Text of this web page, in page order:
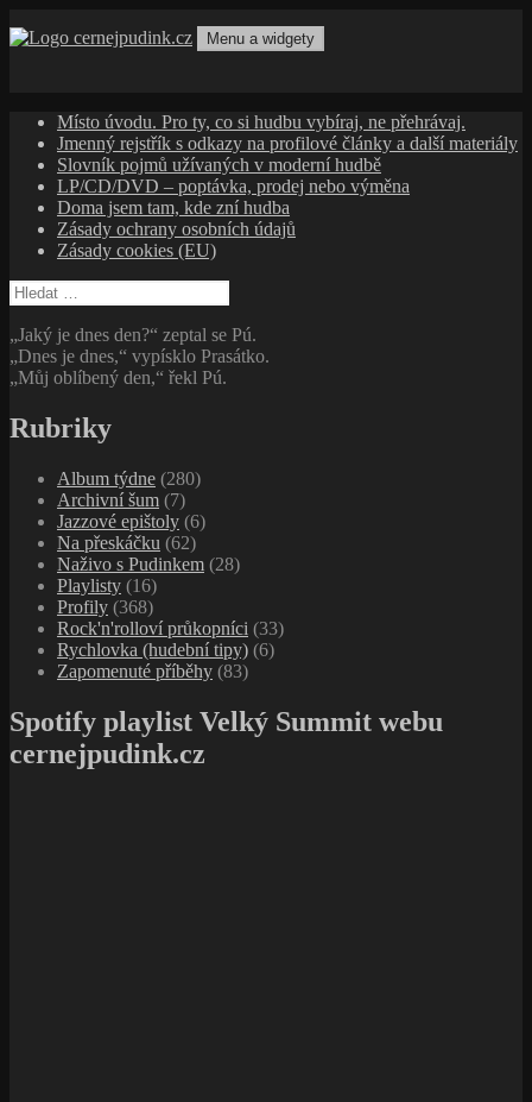
k
Menu a widgety
Místo úvodu. Pro ty, co si hudbu vybíraj, ne přehrávaj.
Jmenný rejstřík s odkazy na profilové články a další materiály
Slovník pojmů užívaných v moderní hudbě
LP/CD/DVD – poptávka, prodej nebo výměna
Doma jsem tam, kde zní hudba
Zásady ochrany osobních údajů
Zásady cookies (EU)
Vyhledávání
„Jaký je dnes den?“ zeptal se Pú.
„Dnes je dnes,“ vypísklo Prasátko.
„Můj oblíbený den,“ řekl Pú.
Rubriky
Album týdne (280)
Archivní šum (7)
Jazzové epištoly (6)
Na přeskáčku (62)
Naživo s Pudinkem (28)
Playlisty (16)
Profily (368)
Rock'n'rolloví průkopníci (33)
Rychlovka (hudební tipy) (6)
Zapomenuté příběhy (83)
Spotify playlist Velký Summit webu
cernejpudink.cz